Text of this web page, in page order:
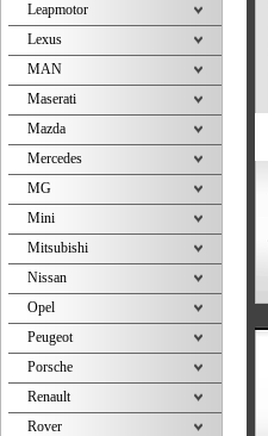
Leapmotor
Lexus
MAN
Maserati
Mazda
Mercedes
MG
Mini
Mitsubishi
Nissan
Opel
Peugeot
Porsche
Renault
Rover